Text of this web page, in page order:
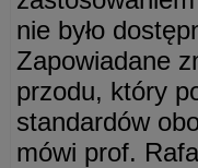
nie było
Zapowiadane
przodu, który
standardów
mówi prof.